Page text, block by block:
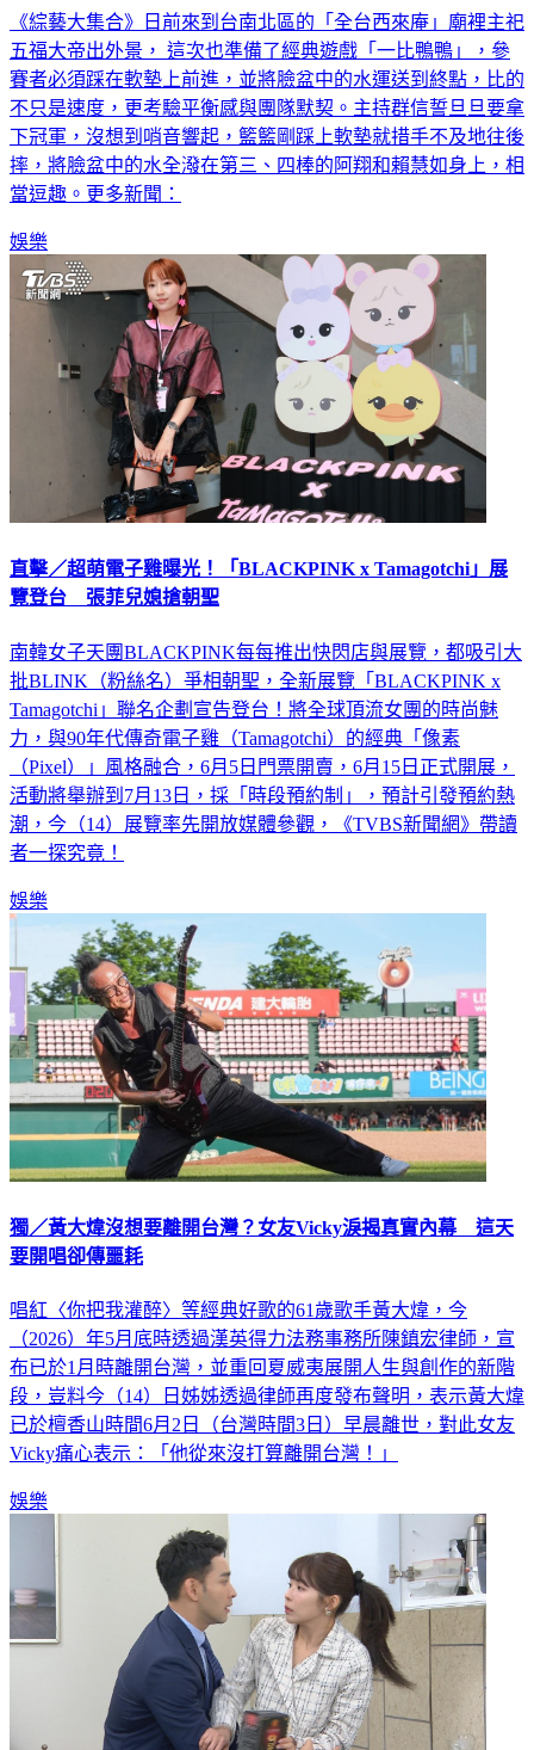
《綜藝大集合》日前來到台南北區的「全台西來庵」廟裡主祀
五福大帝出外景， 這次也準備了經典遊戲「一比鴨鴨」，參
賽者必須踩在軟墊上前進，並將臉盆中的水運送到終點，比的
不只是速度，更考驗平衡感與團隊默契。主持群信誓旦旦要拿
下冠軍，沒想到哨音響起，籃籃剛踩上軟墊就措手不及地往後
摔，將臉盆中的水全潑在第三、四棒的阿翔和賴慧如身上，相
當逗趣。更多新聞：
娛樂
直擊／超萌電子雞曝光！「BLACKPINK x Tamagotchi」展
覽登台 張菲兒媳搶朝聖
南韓女子天團BLACKPINK每每推出快閃店與展覽，都吸引大
批BLINK（粉絲名）爭相朝聖，全新展覽「BLACKPINK x
Tamagotchi」聯名企劃宣告登台！將全球頂流女團的時尚魅
力，與90年代傳奇電子雞（Tamagotchi）的經典「像素
（Pixel）」風格融合，6月5日門票開賣，6月15日正式開展，
活動將舉辦到7月13日，採「時段預約制」，預計引發預約熱
潮，今（14）展覽率先開放媒體參觀，《TVBS新聞網》帶讀
者一探究竟！
娛樂
獨／黃大煒沒想要離開台灣？女友Vicky淚揭真實內幕 這天
要開唱卻傳噩耗
唱紅〈你把我灌醉〉等經典好歌的61歲歌手黃大煒，今
（2026）年5月底時透過漢英得力法務事務所陳鎮宏律師，宣
布已於1月時離開台灣，並重回夏威夷展開人生與創作的新階
段，豈料今（14）日姊姊透過律師再度發布聲明，表示黃大煒
已於檀香山時間6月2日（台灣時間3日）早晨離世，對此女友
Vicky痛心表示：「他從來沒打算離開台灣！」
娛樂